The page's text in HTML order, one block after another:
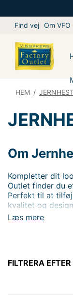
Find vej Om VFO
HEM /
Læs mere
Om
Kompletter dit
Outlet finder du
Perfekt til at
kvalitet og
stil.
FILTRERA EFTER